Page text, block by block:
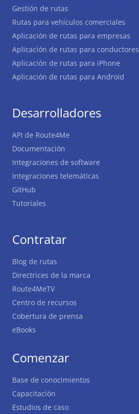
Gestión de rutas
Rutas para vehículos comerciales
Aplicación de rutas para empresas
Aplicación de rutas para conductores
Aplicación de rutas para iPhone
Aplicación de rutas para Android
Comenzar
Base de conocimientos
Capacitación
Estudios de caso
Desarrolladores
API de Route4Me
Documentación
Integraciones de software
Integraciones telemáticas
GitHub
Tutoriales
Contratar
Blog de rutas
Directrices de la marca
Route4MeTV
Centro de recursos
Cobertura de prensa
eBooks